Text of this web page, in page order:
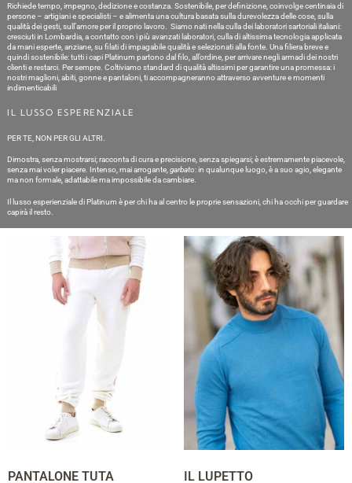
Richiede tempo, impegno, dedizione e costanza. Sostenibile, per definizione, coinvolge centinaia di
persone – artigiani e specialisti – e alimenta una cultura basata sulla durevolezza delle cose, sulla
qualità dei gesti, sull’amore per il proprio lavoro. Siamo nati nella culla dei laboratori sartoriali italiani:
cresciuti in Lombardia, a contatto con i più avanzati laboratori, culla di altissima tecnologia applicata
da mani esperte, anziane, su filati di impagabile qualità e selezionati alla fonte. Una filiera breve e
quindi sostenibile: tutti i capi Platinum partono dal filo, all’ordine, per arrivare negli armadi dei nostri
clienti e restarci. Per sempre. Coltiviamo standard di qualità altissimi per garantire una promessa: i
nostri maglioni, abiti, gonne e pantaloni, ti accompagneranno attraverso avventure e momenti
indimenticabili
IL LUSSO ESPERENZIALE
PER TE, NON PER GLI ALTRI.
Dimostra, senza mostrarsi; racconta di cura e precisione, senza spiegarsi; è estremamente piacevole,
senza mai voler piacere. Intenso, mai arrogante, garbato: in qualunque luogo, è a suo agio, elegante
ma non formale, adattabile ma impossibile da cambiare.
Il lusso esperienziale di Platinum è per chi ha al centro le proprie sensazioni, chi ha occhi per guardare
capirà il resto.
PANTALONE TUTA
IL LUPETTO